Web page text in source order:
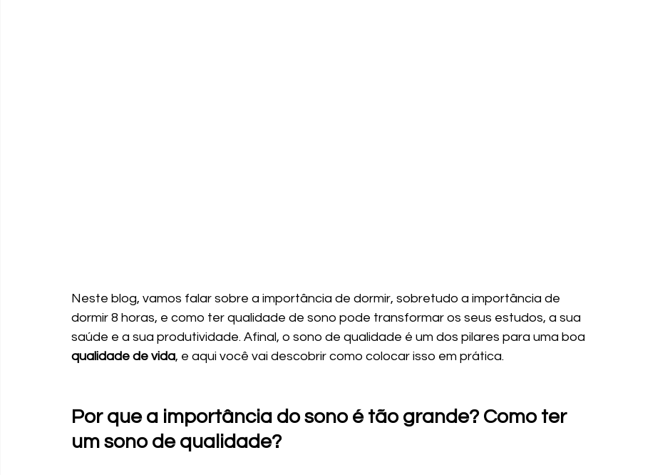
Neste blog, vamos falar sobre a importância de dormir, sobretudo a importância de
dormir 8 horas, e como ter qualidade de sono pode transformar os seus estudos, a sua
saúde e a sua produtividade. Afinal, o sono de qualidade é um dos pilares para uma boa
qualidade de vida, e aqui você vai descobrir como colocar isso em prática.
Por que a importância do sono é tão grande? Como ter
um sono de qualidade?